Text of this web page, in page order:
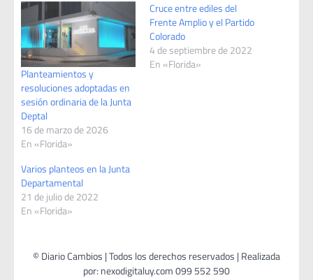
Planteamientos y
resoluciones adoptadas en
sesión ordinaria de la Junta
Deptal
16 de marzo de 2026
En «Florida»
Cruce entre ediles del
Frente Amplio y el Partido
Colorado
4 de septiembre de 2022
En «Florida»
Varios planteos en la Junta
Departamental
21 de julio de 2022
En «Florida»